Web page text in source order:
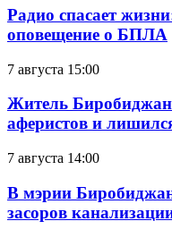
Радио спасает
оповещение о БПЛА
7 августа 15:00
Житель
аферистов и
7 августа 14:00
В мэрии
засоров